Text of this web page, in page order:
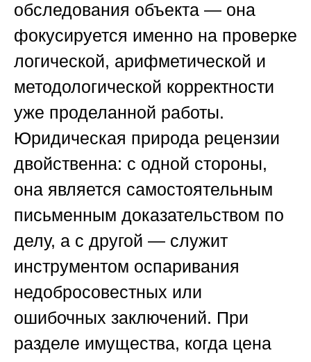
обследования объекта — она
фокусируется именно на проверке
логической, арифметической и
методологической корректности
уже проделанной работы.
Юридическая природа рецензии
двойственна: с одной стороны,
она является самостоятельным
письменным доказательством по
делу, а с другой — служит
инструментом оспаривания
недобросовестных или
ошибочных заключений. При
разделе имущества, когда цена